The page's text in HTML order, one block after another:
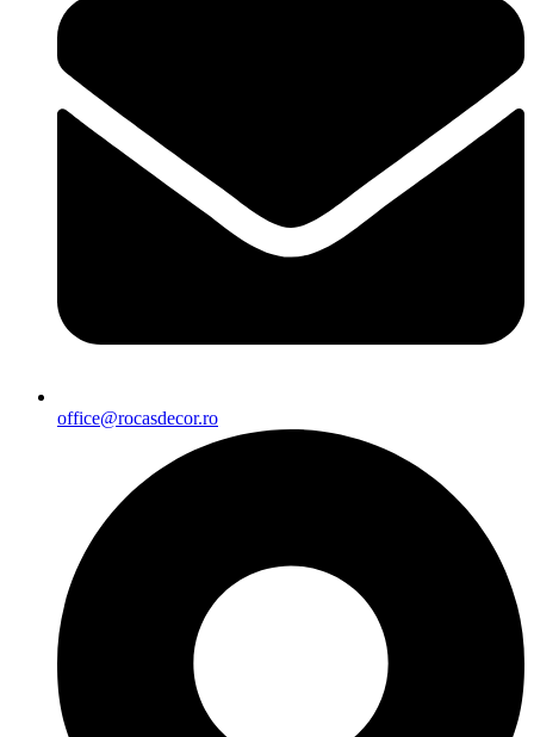
office@rocasdecor.ro